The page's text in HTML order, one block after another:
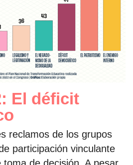
El déficit
reclamos de los grupos
participación vinculante